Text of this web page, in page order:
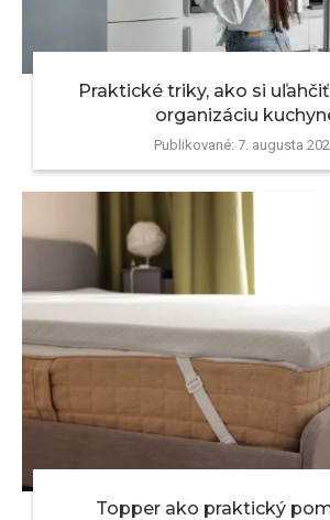
Praktické triky, ako si
organizáciu
Publikované: 7. augusta
Topper ako praktický